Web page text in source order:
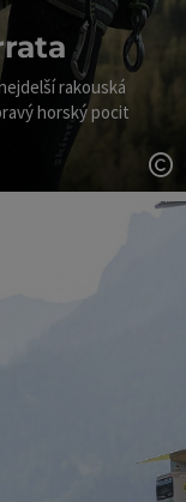
rakouská
horský pocit